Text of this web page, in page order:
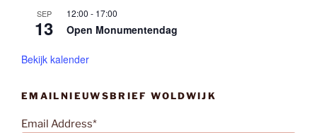
SEP
13
12:00 - 17:00
Open Monumentendag
Bekijk kalender
EMAILNIEUWSBRIEF WOLDWIJK
Email Address*